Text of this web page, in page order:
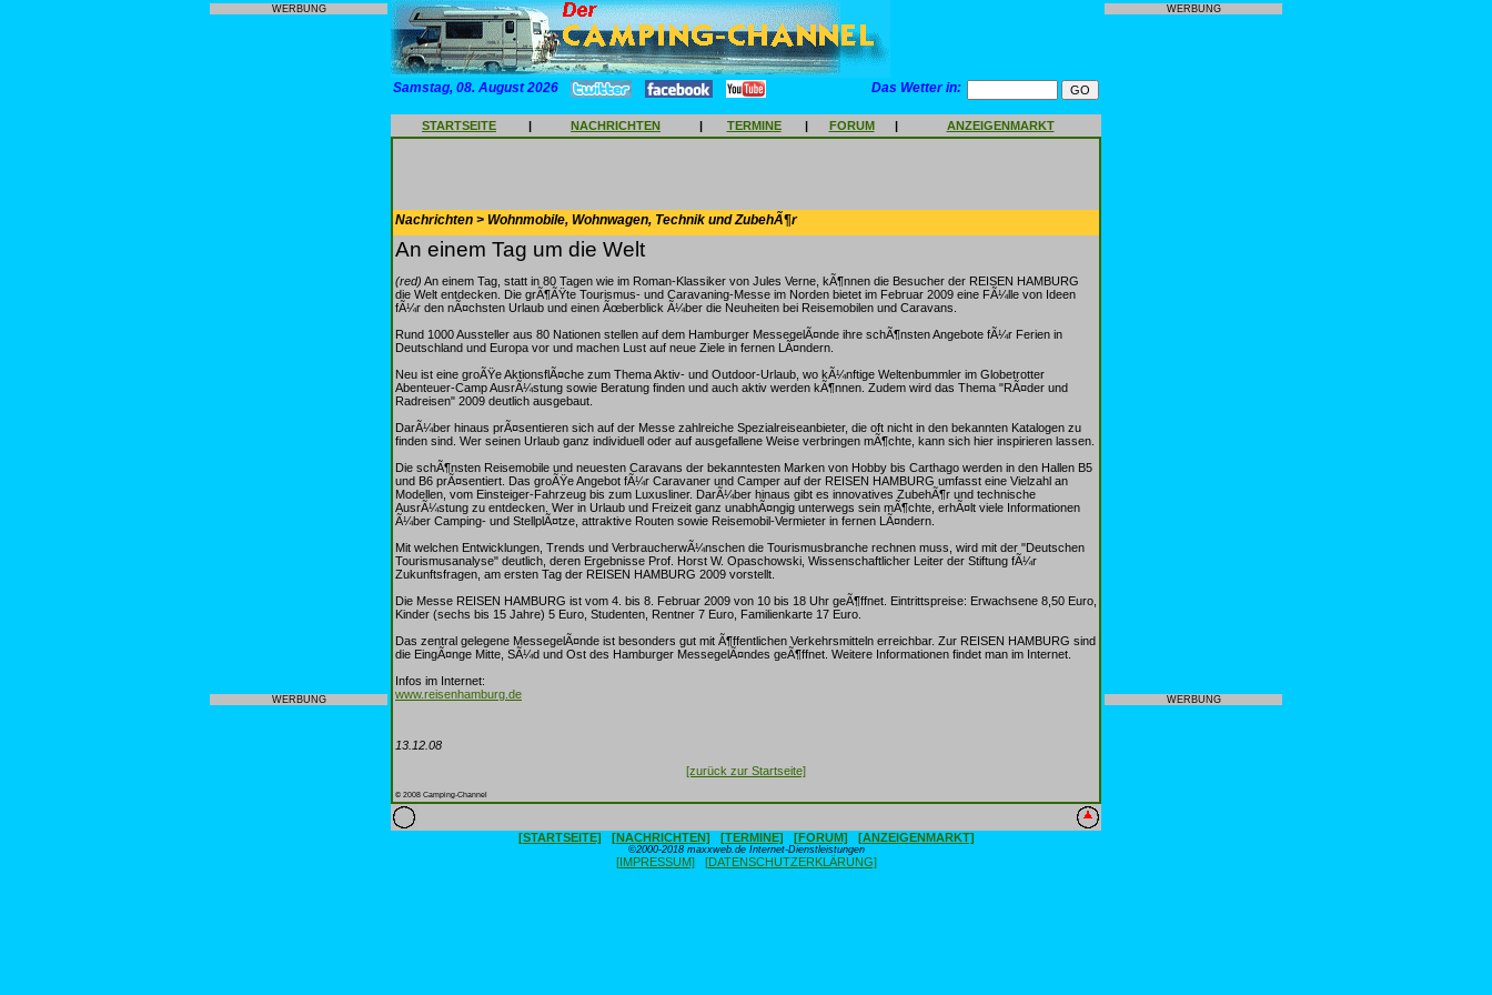
WERBUNG
WERBUNG
Samstag, 08. August 2026 Das Wetter in:
STARTSEITE | NACHRICHTEN | TERMINE | FORUM | ANZEIGENMARKT
Nachrichten > Wohnmobile, Wohnwagen, Technik und ZubehÃ¶r
An einem Tag um die Welt
(red) An einem Tag, statt in 80 Tagen wie im Roman-Klassiker von Jules Verne, kÃ¶nnen die Besucher der REISEN HAMBURG
die Welt entdecken. Die grÃ¶ÃŸte Tourismus- und Caravaning-Messe im Norden bietet im Februar 2009 eine FÃ¼lle von Ideen
fÃ¼r den nÃ¤chsten Urlaub und einen Ãœberblick Ã¼ber die Neuheiten bei Reisemobilen und Caravans.
Rund 1000 Aussteller aus 80 Nationen stellen auf dem Hamburger MessegelÃ¤nde ihre schÃ¶nsten Angebote fÃ¼r Ferien in
Deutschland und Europa vor und machen Lust auf neue Ziele in fernen LÃ¤ndern.
Neu ist eine groÃŸe AktionsflÃ¤che zum Thema Aktiv- und Outdoor-Urlaub, wo kÃ¼nftige Weltenbummler im Globetrotter
Abenteuer-Camp AusrÃ¼stung sowie Beratung finden und auch aktiv werden kÃ¶nnen. Zudem wird das Thema "RÃ¤der und
Radreisen" 2009 deutlich ausgebaut.
DarÃ¼ber hinaus prÃ¤sentieren sich auf der Messe zahlreiche Spezialreiseanbieter, die oft nicht in den bekannten Katalogen zu
finden sind. Wer seinen Urlaub ganz individuell oder auf ausgefallene Weise verbringen mÃ¶chte, kann sich hier inspirieren lassen.
Die schÃ¶nsten Reisemobile und neuesten Caravans der bekanntesten Marken von Hobby bis Carthago werden in den Hallen B5
und B6 prÃ¤sentiert. Das groÃŸe Angebot fÃ¼r Caravaner und Camper auf der REISEN HAMBURG umfasst eine Vielzahl an
Modellen, vom Einsteiger-Fahrzeug bis zum Luxusliner. DarÃ¼ber hinaus gibt es innovatives ZubehÃ¶r und technische
AusrÃ¼stung zu entdecken. Wer in Urlaub und Freizeit ganz unabhÃ¤ngig unterwegs sein mÃ¶chte, erhÃ¤lt viele Informationen
Ã¼ber Camping- und StellplÃ¤tze, attraktive Routen sowie Reisemobil-Vermieter in fernen LÃ¤ndern.
Mit welchen Entwicklungen, Trends und VerbraucherwÃ¼nschen die Tourismusbranche rechnen muss, wird mit der "Deutschen
Tourismusanalyse" deutlich, deren Ergebnisse Prof. Horst W. Opaschowski, Wissenschaftlicher Leiter der Stiftung fÃ¼r
Zukunftsfragen, am ersten Tag der REISEN HAMBURG 2009 vorstellt.
Die Messe REISEN HAMBURG ist vom 4. bis 8. Februar 2009 von 10 bis 18 Uhr geÃ¶ffnet. Eintrittspreise: Erwachsene 8,50 Euro,
Kinder (sechs bis 15 Jahre) 5 Euro, Studenten, Rentner 7 Euro, Familienkarte 17 Euro.
Das zentral gelegene MessegelÃ¤nde ist besonders gut mit Ã¶ffentlichen Verkehrsmitteln erreichbar. Zur REISEN HAMBURG sind
die EingÃ¤nge Mitte, SÃ¼d und Ost des Hamburger MessegelÃ¤ndes geÃ¶ffnet. Weitere Informationen findet man im Internet.
Infos im Internet:
www.reisenhamburg.de
13.12.08
[zurück zur Startseite]
© 2008 Camping-Channel
[STARTSEITE] [NACHRICHTEN] [TERMINE] [FORUM] [ANZEIGENMARKT]
©2000-2018 maxxweb.de Internet-Dienstleistungen
[IMPRESSUM] [DATENSCHUTZERKLÄRUNG]
WERBUNG
WERBUNG